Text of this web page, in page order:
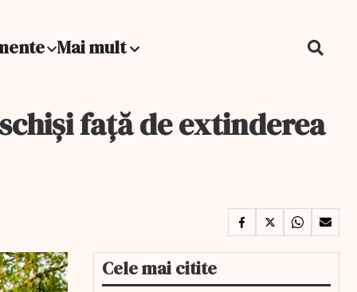
Mai mult
față de extinderea
Cele mai citite